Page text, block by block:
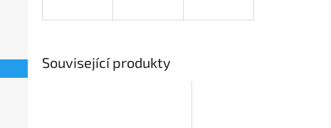
Související produkty